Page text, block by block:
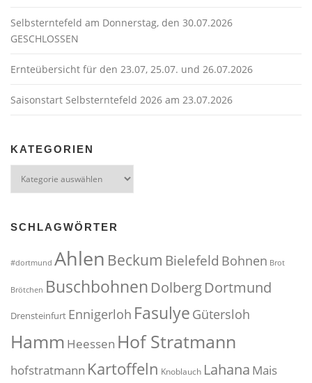
Selbsterntefeld am Donnerstag, den 30.07.2026
GESCHLOSSEN
Ernteübersicht für den 23.07, 25.07. und 26.07.2026
Saisonstart Selbsterntefeld 2026 am 23.07.2026
KATEGORIEN
SCHLAGWÖRTER
#dortmund Ahlen Beckum Bielefeld Bohnen Brot
Brötchen Buschbohnen DolbergDortmund
Drensteinfurt Ennigerloh Fasulye Gütersloh
Hamm Heessen Hof Stratmann
hofstratmann Kartoffeln Knoblauch Lahana Mais